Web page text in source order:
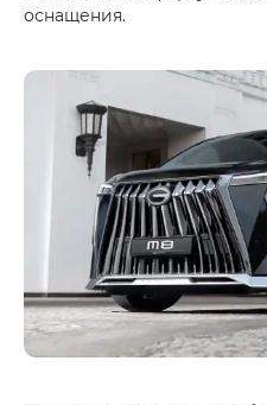
оснащения.